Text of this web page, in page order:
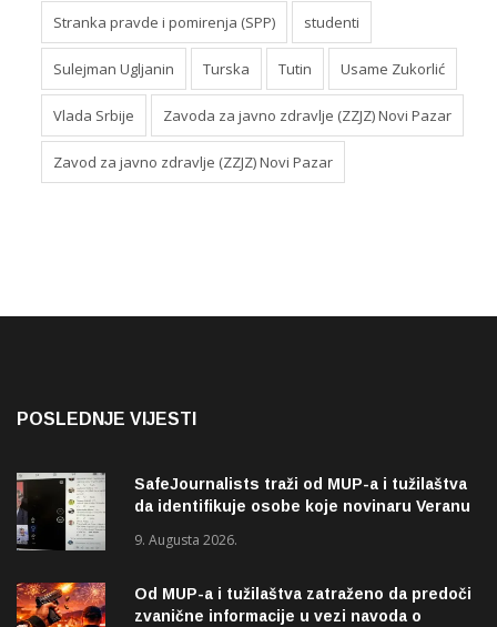
Stranka pravde i pomirenja (SPP) studenti
Sulejman Ugljanin Turska Tutin Usame Zukorlić
Vlada Srbije Zavoda za javno zdravlje (ZZJZ) Novi Pazar
Zavod za javno zdravlje (ZZJZ) Novi Pazar
POSLEDNJE VIJESTI
SafeJournalists traži od MUP-a i tužilaštva
da identifikuje osobe koje novinaru Veranu
9. Augusta 2026.
Od MUP-a i tužilaštva zatraženo da predoči
zvanične informacije u vezi navoda o